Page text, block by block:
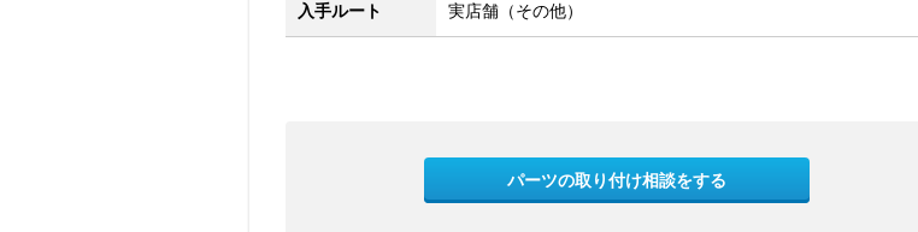
入手ルート 実店舗（その他）
パーツの取り付け相談をする